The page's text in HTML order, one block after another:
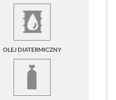
OLEJ DIATERMICZNY